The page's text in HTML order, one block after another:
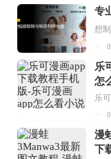
专
乐
怎
漫
下